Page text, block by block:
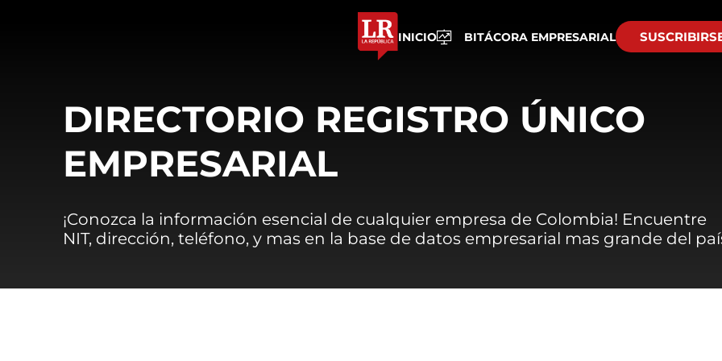
INICIO BITÁCORA EMPRESARIAL
DIRECTORIO REGISTRO ÚNICO
EMPRESARIAL
¡Conozca la información esencial de cualquier empresa de Colombia! Encuentre
NIT, dirección, teléfono, y mas en la base de datos empresarial mas grande del